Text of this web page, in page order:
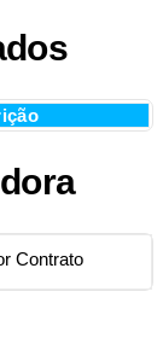
Contrato